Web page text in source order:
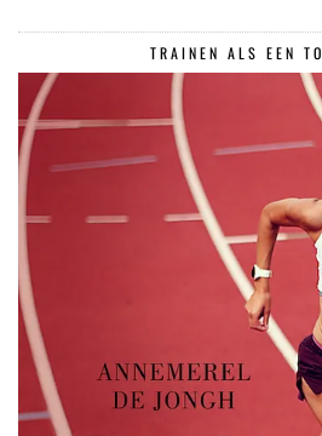
TRAINEN ALS EEN